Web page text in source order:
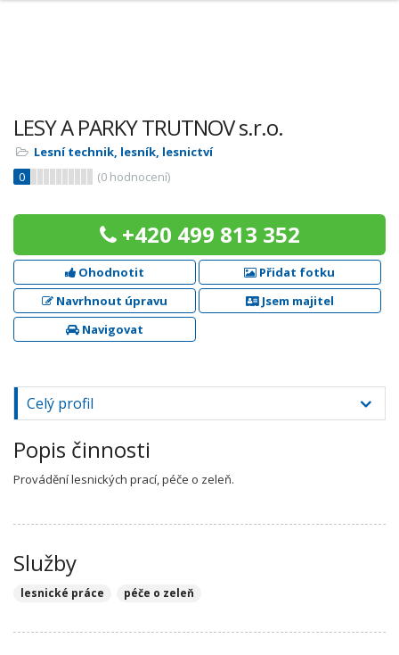
LESY A PARKY TRUTNOV s.r.o.
Lesní technik, lesník, lesnictví
0
(0 hodnocení)
+420 499 813 352
Ohodnotit
Přidat fotku
Navrhnout úpravu
Jsem majitel
Navigovat
Celý profil
Popis činnosti
Provádění lesnických prací, péče o zeleň.
Služby
lesnické práce péče o zeleň